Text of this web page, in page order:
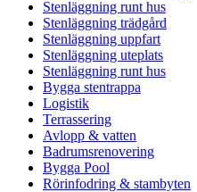
Stenläggning runt hus
Stenläggning trädgård
Stenläggning uppfart
Stenläggning uteplats
Stenläggning runt hus
Bygga stentrappa
Logistik
Terrassering
Avlopp & vatten
Badrumsrenovering
Bygga Pool
Rörinfodring & stambyten